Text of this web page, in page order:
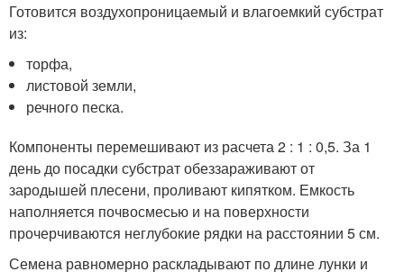
Готовится воздухопроницаемый и влагоемкий субстрат
из:
торфа,
листовой земли,
речного песка.
Компоненты перемешивают из расчета 2 : 1 : 0,5. За 1
день до посадки субстрат обеззараживают от
зародышей плесени, проливают кипятком. Емкость
наполняется почвосмесью и на поверхности
прочерчиваются неглубокие рядки на расстоянии 5 см.
Семена равномерно раскладывают по длине лунки и